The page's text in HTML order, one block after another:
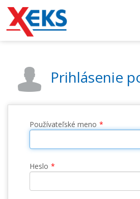
Prihlásenie
Používateľské meno
Heslo